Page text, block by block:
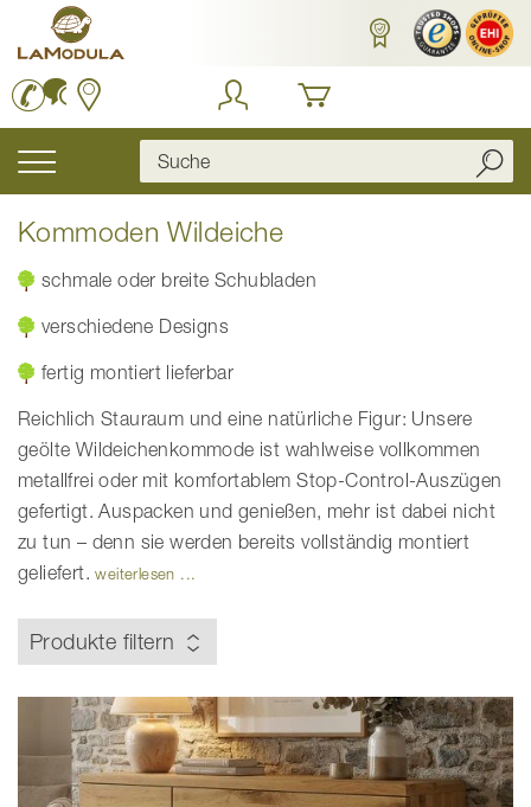
Inhalt
springen
Navigation
Kommoden Wildeiche
schmale oder breite Schubladen
verschiedene Designs
fertig montiert lieferbar
Reichlich Stauraum und eine natürliche Figur: Unsere
geölte Wildeichenkommode ist wahlweise vollkommen
metallfrei oder mit komfortablem Stop-Control-Auszügen
gefertigt. Auspacken und genießen, mehr ist dabei nicht
zu tun – denn sie werden bereits vollständig montiert
geliefert.weiterlesen ...
Produkte filtern